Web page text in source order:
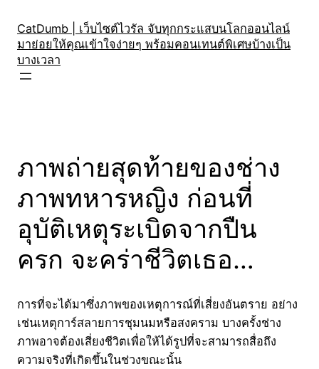
content
CatDumb | เว็บไซต์ไวรัล จับทุกกระแสบนโลกออนไลน์
มาย่อยให้คุณเข้าใจง่ายๆ พร้อมคอนเทนต์พิเศษบ้างเป็น
บางเวลา
ภาพถ่ายสุดท้ายของช่าง
ภาพทหารหญิง ก่อนที่
อุบัติเหตุระเบิดจากปืน
ครก จะคร่าชีวิตเธอ…
การที่จะได้มาซึ่งภาพของเหตุการณ์ที่เสี่ยงอันตราย อย่าง
เช่นเหตุการ์สลายการชุมนมหรือสงคราม บางครั้งช่าง
ภาพอาจต้องเสี่ยงชีวิตเพื่อให้ได้รูปที่จะสามารถสื่อถึง
ความจริงที่เกิดขึ้นในช่วงขณะนั้น